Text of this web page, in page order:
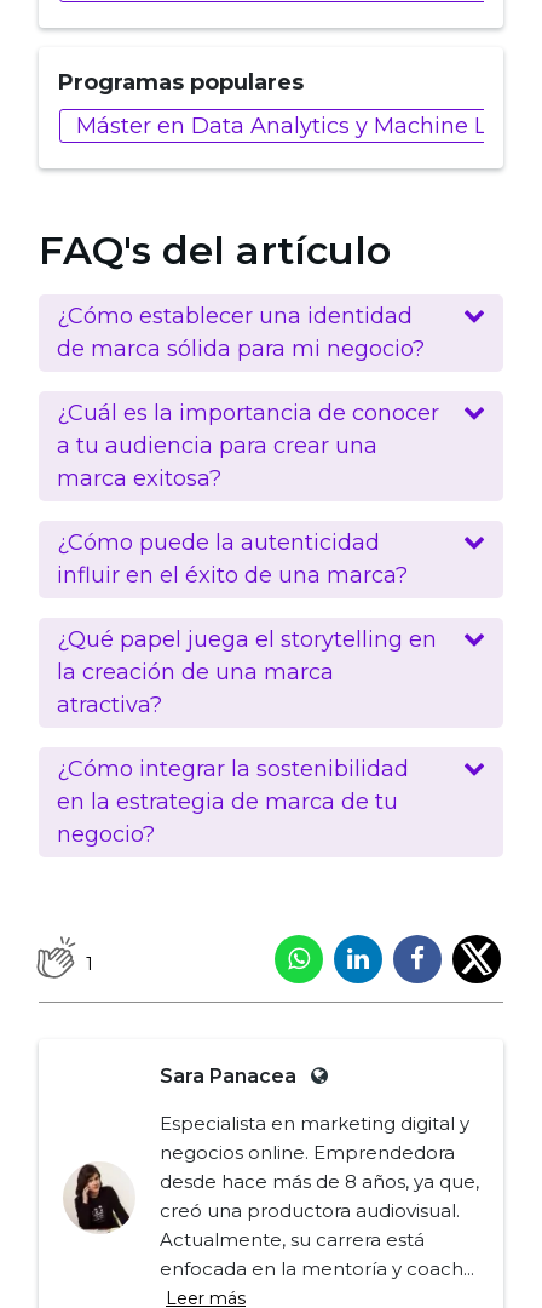
Programas populares
Máster en Data Analytics y Machine
FAQ's del artículo
¿Cómo establecer una identidad
de marca sólida para mi negocio?
¿Cuál es la importancia de conocer
a tu audiencia para crear una
marca exitosa?
¿Cómo puede la autenticidad
influir en el éxito de una marca?
¿Qué papel juega el storytelling en
la creación de una marca
atractiva?
¿Cómo integrar la sostenibilidad
en la estrategia de marca de tu
negocio?
1
Sara Panacea
Especialista en marketing digital y
negocios online. Emprendedora
desde hace más de 8 años, ya que,
creó una productora audiovisual.
Actualmente, su carrera está
enfocada en la mentoría y coach...
Leer más